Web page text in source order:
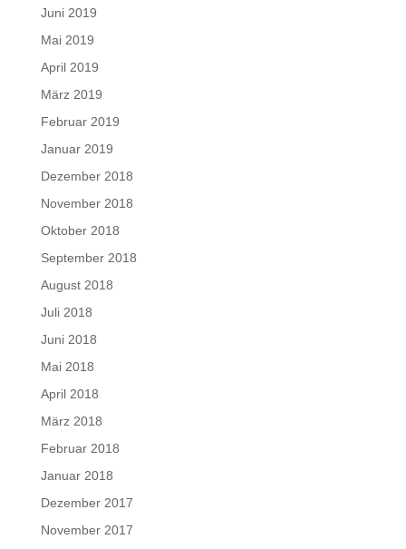
Juni 2019
Mai 2019
April 2019
März 2019
Februar 2019
Januar 2019
Dezember 2018
November 2018
Oktober 2018
September 2018
August 2018
Juli 2018
Juni 2018
Mai 2018
April 2018
März 2018
Februar 2018
Januar 2018
Dezember 2017
November 2017